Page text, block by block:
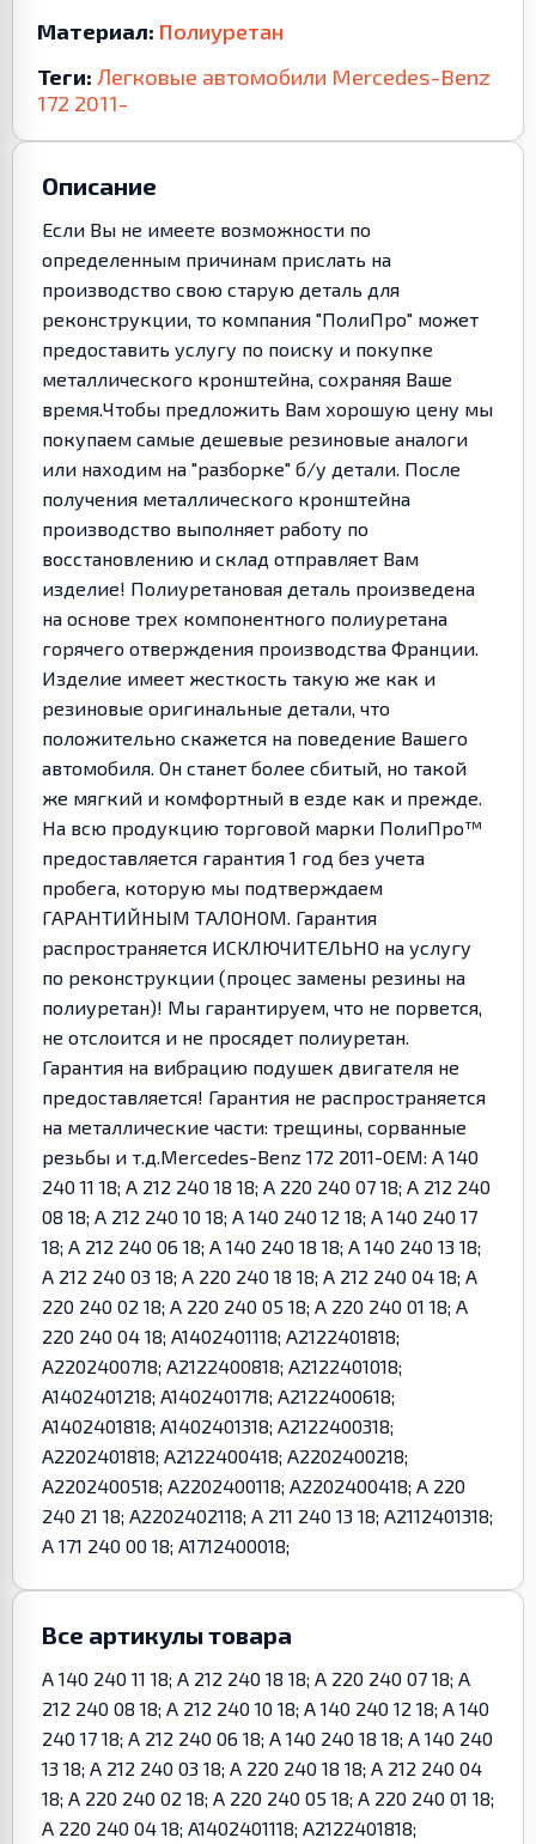
Материал: Полиуретан
Теги: Легковые автомобили Mercedes-Benz
172 2011-
Описание
Если Вы не имеете возможности по
определенным причинам прислать на
производство свою старую деталь для
реконструкции, то компания "ПолиПро" может
предоставить услугу по поиску и покупке
металлического кронштейна, сохраняя Ваше
время.Чтобы предложить Вам хорошую цену мы
покупаем самые дешевые резиновые аналоги
или находим на "разборке" б/у детали. После
получения металлического кронштейна
производство выполняет работу по
восстановлению и склад отправляет Вам
изделие! Полиуретановая деталь произведена
на основе трех компонентного полиуретана
горячего отверждения производства Франции.
Изделие имеет жесткость такую же как и
резиновые оригинальные детали, что
положительно скажется на поведение Вашего
автомобиля. Он станет более сбитый, но такой
же мягкий и комфортный в езде как и прежде.
На всю продукцию торговой марки ПолиПро™
предоставляется гарантия 1 год без учета
пробега, которую мы подтверждаем
ГАРАНТИЙНЫМ ТАЛОНОМ. Гарантия
распространяется ИСКЛЮЧИТЕЛЬНО на услугу
по реконструкции (процес замены резины на
полиуретан)! Мы гарантируем, что не порвется,
не отслоится и не просядет полиуретан.
Гарантия на вибрацию подушек двигателя не
предоставляется! Гарантия не распространяется
на металлические части: трещины, сорванные
резьбы и т.д.Mercedes-Benz 172 2011-OEM: A 140
240 11 18; A 212 240 18 18; A 220 240 07 18; A 212 240
08 18; A 212 240 10 18; A 140 240 12 18; A 140 240 17
18; A 212 240 06 18; A 140 240 18 18; A 140 240 13 18;
A 212 240 03 18; A 220 240 18 18; A 212 240 04 18; A
220 240 02 18; A 220 240 05 18; A 220 240 01 18; A
220 240 04 18; A1402401118; A2122401818;
A2202400718; A2122400818; A2122401018;
A1402401218; A1402401718; A2122400618;
A1402401818; A1402401318; A2122400318;
A2202401818; A2122400418; A2202400218;
A2202400518; A2202400118; A2202400418; A 220
240 21 18; A2202402118; A 211 240 13 18; A2112401318;
A 171 240 00 18; A1712400018;
Все артикулы товара
A 140 240 11 18; A 212 240 18 18; A 220 240 07 18; A
212 240 08 18; A 212 240 10 18; A 140 240 12 18; A 140
240 17 18; A 212 240 06 18; A 140 240 18 18; A 140 240
13 18; A 212 240 03 18; A 220 240 18 18; A 212 240 04
18; A 220 240 02 18; A 220 240 05 18; A 220 240 01 18;
A 220 240 04 18; A1402401118; A2122401818;